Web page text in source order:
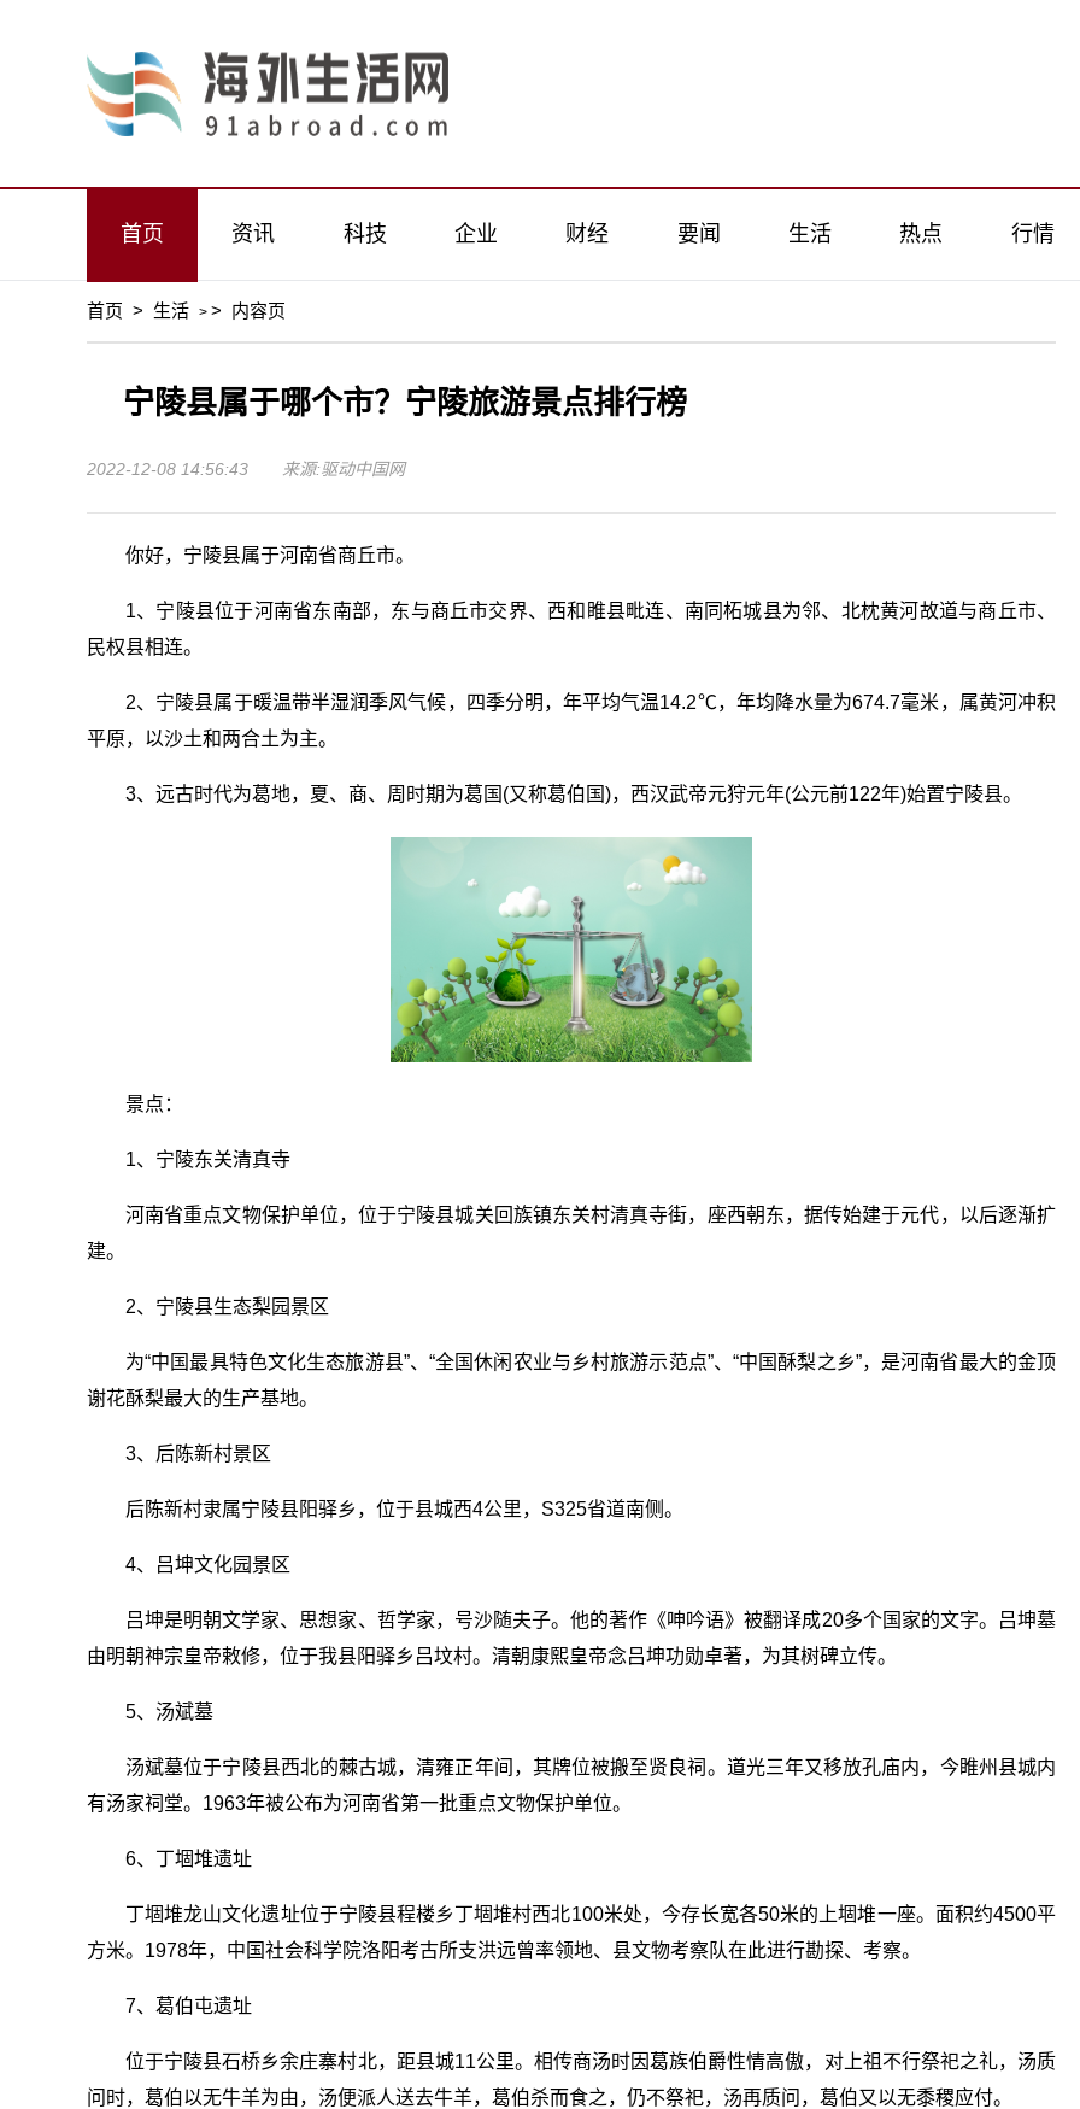
首页 资讯 科技 企业 财经 要闻 生活 热点 行情
首页 > 生活 > > 内容页
宁陵县属于哪个市？宁陵旅游景点排行榜
2022-12-08 14:56:43 来源:驱动中国网
你好，宁陵县属于河南省商丘市。
1、宁陵县位于河南省东南部，东与商丘市交界、西和睢县毗连、南同柘城县为邻、北枕黄河故道与商丘市、
民权县相连。
2、宁陵县属于暖温带半湿润季风气候，四季分明，年平均气温14.2℃，年均降水量为674.7毫米，属黄河冲积
平原，以沙土和两合土为主。
3、远古时代为葛地，夏、商、周时期为葛国(又称葛伯国)，西汉武帝元狩元年(公元前122年)始置宁陵县。
景点：
1、宁陵东关清真寺
河南省重点文物保护单位，位于宁陵县城关回族镇东关村清真寺街，座西朝东，据传始建于元代，以后逐渐扩
建。
2、宁陵县生态梨园景区
为“中国最具特色文化生态旅游县”、“全国休闲农业与乡村旅游示范点”、“中国酥梨之乡”，是河南省最大的金顶
谢花酥梨最大的生产基地。
3、后陈新村景区
后陈新村隶属宁陵县阳驿乡，位于县城西4公里，S325省道南侧。
4、吕坤文化园景区
吕坤是明朝文学家、思想家、哲学家，号沙随夫子。他的著作《呻吟语》被翻译成20多个国家的文字。吕坤墓
由明朝神宗皇帝敕修，位于我县阳驿乡吕坟村。清朝康熙皇帝念吕坤功勋卓著，为其树碑立传。
5、汤斌墓
汤斌墓位于宁陵县西北的棘古城，清雍正年间，其牌位被搬至贤良祠。道光三年又移放孔庙内，今睢州县城内
有汤家祠堂。1963年被公布为河南省第一批重点文物保护单位。
6、丁堌堆遗址
丁堌堆龙山文化遗址位于宁陵县程楼乡丁堌堆村西北100米处，今存长宽各50米的上堌堆一座。面积约4500平
方米。1978年，中国社会科学院洛阳考古所支洪远曾率领地、县文物考察队在此进行勘探、考察。
7、葛伯屯遗址
位于宁陵县石桥乡余庄寨村北，距县城11公里。相传商汤时因葛族伯爵性情高傲，对上祖不行祭祀之礼，汤质
问时，葛伯以无牛羊为由，汤便派人送去牛羊，葛伯杀而食之，仍不祭祀，汤再质问，葛伯又以无黍稷应付。